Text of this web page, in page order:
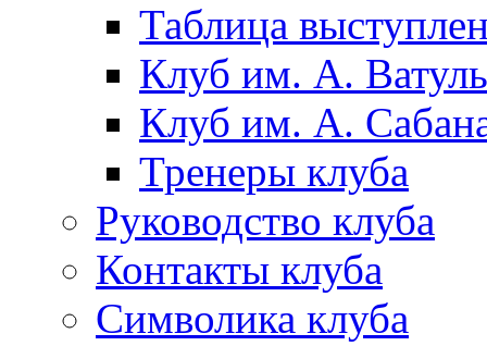
Таблица
Клуб им. А.
Клуб им. А.
Тренеры клуба
Руководство клуба
Контакты клуба
Символика клуба